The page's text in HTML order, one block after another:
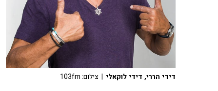
דידי הררי, דידי לוקאלי | צילום: 103fm